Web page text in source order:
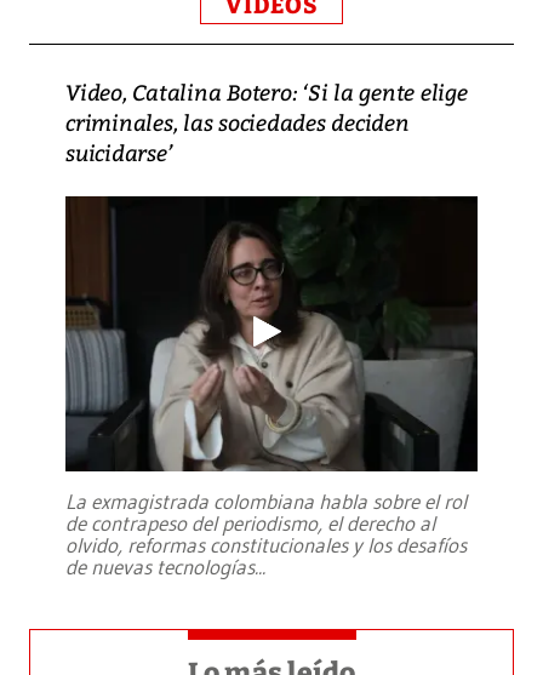
VIDEOS
Video, Catalina Botero: ‘Si la gente elige
criminales, las sociedades deciden
suicidarse’
La exmagistrada colombiana habla sobre el rol
de contrapeso del periodismo, el derecho al
olvido, reformas constitucionales y los desafíos
de nuevas tecnologías...